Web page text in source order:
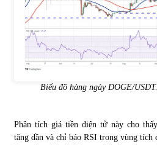
Biểu đồ hàng ngày DOGE/
Phân tích giá tiền điện tử này cho
tăng dần và chỉ báo RSI trong vùng tích